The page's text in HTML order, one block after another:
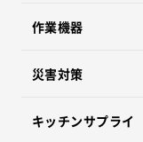
作業機器
災害対策
キッチンサプライ